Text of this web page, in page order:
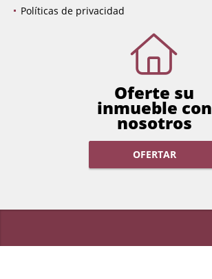
Políticas de privacidad
Oferte su
inmueble con
nosotros
OFERTAR